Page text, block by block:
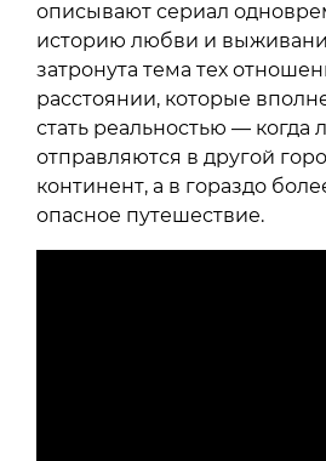
описывают сериал
историю любви и
затронута тема тех
расстоянии, которые
стать реальностью — когда
отправляются в другой
континент, а в гораздо
опасное путешествие.